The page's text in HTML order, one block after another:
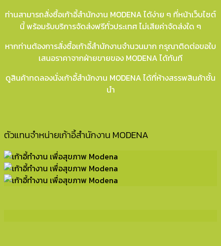
ท่านสามารถสั่งซื้อเก้าอี้สำนักงาน MODENA ได้ง่าย ๆ ที่หน้าเว็บไซต์
นี้ พร้อมรับบริการจัดส่งฟรีทั่วประเทศ ไม่เสียค่าจัดส่งใด ๆ
หากท่านต้องการสั่งซื้อเก้าอี้สำนักงานจำนวนมาก กรุณาติดต่อขอใบ
เสนอราคาจากฝ่ายขายของ MODENA ได้ทันที
ดูสินค้าทดลองนั่งเก้าอี้สำนักงาน MODENA ได้ที่ห้างสรรพสินค้าชั้น
นำ
ตัวแทนจำหน่ายเก้าอี้สำนักงาน MODENA